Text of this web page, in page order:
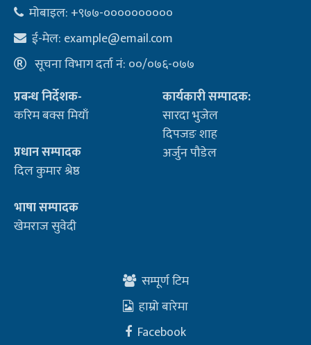
मोबाइल: +९७७-००००००००००
ई-मेल: example@email.com
सूचना विभाग दर्ता नं: ००/०७६-०७७
प्रबन्ध निर्देशक-
करिम बक्स मियाँ
प्रधान सम्पादक
दिल कुमार श्रेष्ठ
भाषा सम्पादक
खेमराज सुवेदी
कार्यकारी सम्पादक:
सारदा भुजेल
दिपजङ शाह
अर्जुन पौडेल
सम्पूर्ण टिम
हाम्रो बारेमा
Facebook